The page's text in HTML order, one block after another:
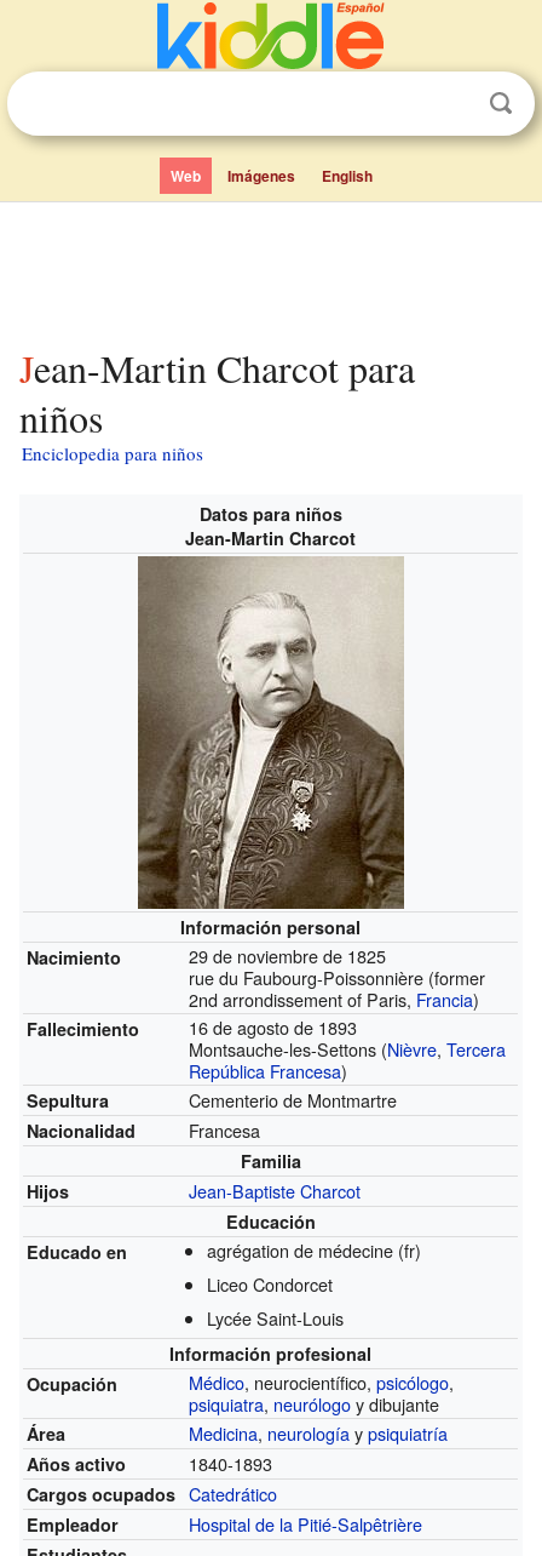
Web Imágenes English
Jean-Martin Charcot para
niños
Enciclopedia para niños
Datos para niños
Jean-Martin Charcot
Información personal
Nacimiento
29 de noviembre de 1825
rue du Faubourg-Poissonnière (former
2nd arrondissement of Paris, Francia)
Fallecimiento
16 de agosto de 1893
Montsauche-les-Settons (Nièvre,Tercera
República Francesa)
Sepultura Cementerio de Montmartre
Nacionalidad Francesa
Familia
Hijos
Jean-Baptiste Charcot
Educación
Educado en
agrégation de médecine (fr)
Liceo Condorcet
Lycée Saint-Louis
Información profesional
Ocupación
Médico, neurocientífico,psicólogo,
psiquiatra, neurólogoy dibujante
Área Medicina, neurologíaypsiquiatría
Años activo 1840-1893
Cargos ocupados Catedrático
Empleador Hospital de la Pitié-Salpêtrière